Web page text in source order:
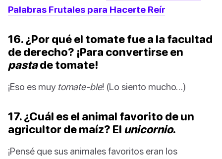
Palabras Frutales para Hacerte Reír
16. ¿Por qué el tomate fue a la facultad
de derecho? ¡Para convertirse en
pastade tomate!
¡Eso es muy tomate-ble! (Lo siento mucho…)
17. ¿Cuál es el animal favorito de un
agricultor de maíz? El unicornio.
¡Pensé que sus animales favoritos eran los